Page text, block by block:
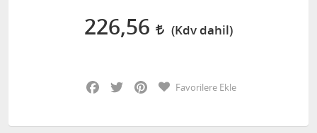
226,56
Facebook
Twitter PinterestFavorilere Ekle